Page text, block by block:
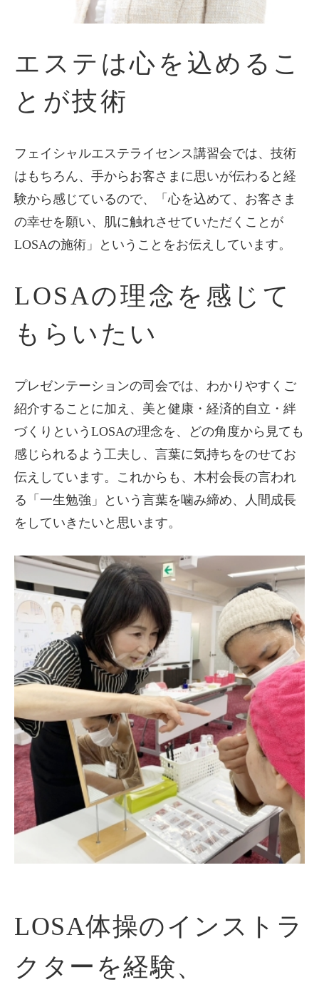
エステは心を込めるこ
とが技術
フェイシャルエステライセンス講習会では、技術
はもちろん、手からお客さまに思いが伝わると経
験から感じているので、「心を込めて、お客さま
の幸せを願い、肌に触れさせていただくことが
LOSAの施術」ということをお伝えしています。
LOSAの理念を感じて
もらいたい
プレゼンテーションの司会では、わかりやすくご
紹介することに加え、美と健康・経済的自立・絆
づくりというLOSAの理念を、どの角度から見ても
感じられるよう工夫し、言葉に気持ちをのせてお
伝えしています。これからも、木村会長の言われ
る「一生勉強」という言葉を噛み締め、人間成長
をしていきたいと思います。
LOSA体操のインストラ
クターを経験、